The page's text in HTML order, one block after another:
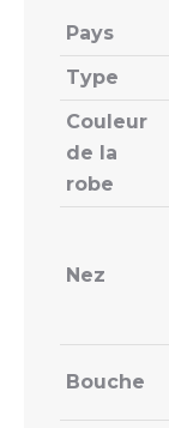
Pays
Type
Couleur
de la
robe
Nez
Bouche